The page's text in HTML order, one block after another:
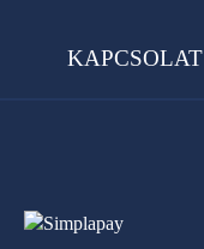
KAPCSOLAT